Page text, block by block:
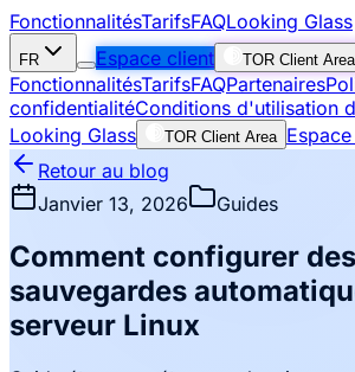
FonctionnalitésTarifsFAQLooking Glass
FR Espace client TOR Client Area
FonctionnalitésTarifsFAQPartenaires
confidentialitéConditions d'utilisation
Looking Glass
TOR Client Area
Retour au blog
Janvier 13, 2026
Guides
Comment configurer des
sauvegardes
serveur Linux